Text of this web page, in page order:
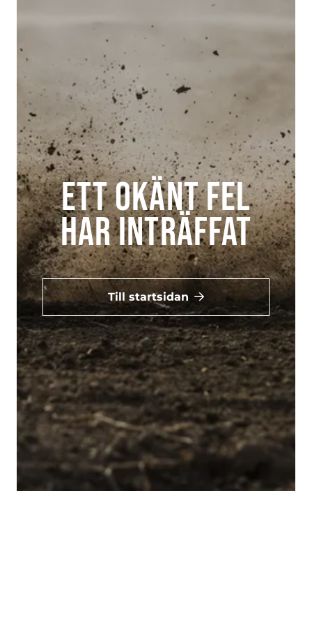
Ett okänt fel
har inträffat
Till startsidan